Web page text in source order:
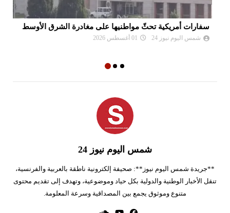
سفارات أمريكية تحثّ مواطنيها على مغادرة الشرق الأوسط
شمس اليوم نيوز 24 01 أغسطس 2026
شمس اليوم نيوز 24
**جريدة شمس اليوم نيوز**: صحيفة إلكترونية ناطقة بالعربية والفرنسية،
تنقل الأخبار الوطنية والدولية بكل حياد وموضوعية، وتهدف إلى تقديم محتوى
متنوع وموثوق يجمع بين المصداقية وسرعة المعلومة.